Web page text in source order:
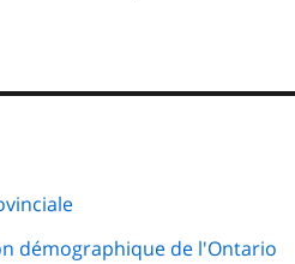
démographique de l'Ontario